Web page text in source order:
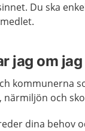
Du ska
jag om
kommunerna
närmiljön och
dina behov